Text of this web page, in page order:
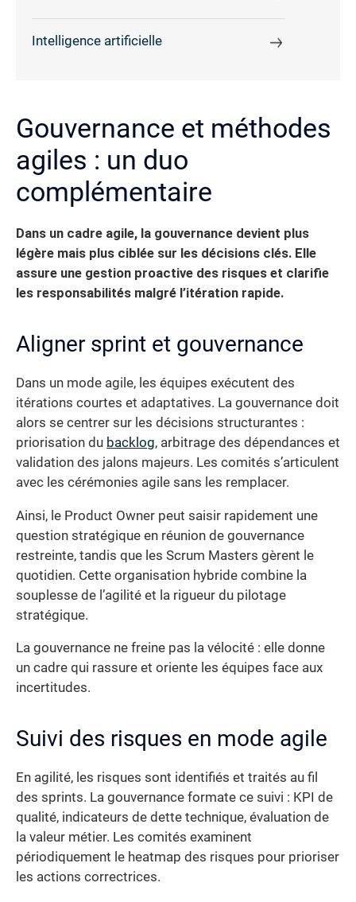
Intelligence artificielle
Gouvernance et méthodes
agiles : un duo
complémentaire
Dans un cadre agile, la gouvernance devient plus
légère mais plus ciblée sur les décisions clés. Elle
assure une gestion proactive des risques et clarifie
les responsabilités malgré l’itération rapide.
Aligner sprint et gouvernance
Dans un mode agile, les équipes exécutent des
itérations courtes et adaptatives. La gouvernance doit
alors se centrer sur les décisions structurantes :
priorisation du backlog, arbitrage des dépendances et
validation des jalons majeurs. Les comités s’articulent
avec les cérémonies agile sans les remplacer.
Ainsi, le Product Owner peut saisir rapidement une
question stratégique en réunion de gouvernance
restreinte, tandis que les Scrum Masters gèrent le
quotidien. Cette organisation hybride combine la
souplesse de l’agilité et la rigueur du pilotage
stratégique.
La gouvernance ne freine pas la vélocité : elle donne
un cadre qui rassure et oriente les équipes face aux
incertitudes.
Suivi des risques en mode agile
En agilité, les risques sont identifiés et traités au fil
des sprints. La gouvernance formate ce suivi : KPI de
qualité, indicateurs de dette technique, évaluation de
la valeur métier. Les comités examinent
périodiquement le heatmap des risques pour prioriser
les actions correctrices.